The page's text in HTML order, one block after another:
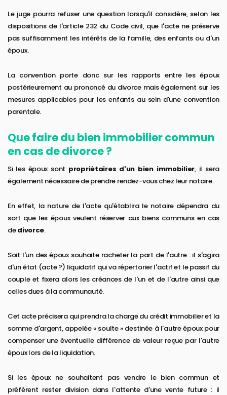
Le juge pourra refuser une question lorsqu'il considère, selon les
dispositions de l'article 232 du Code civil, que l'acte ne préserve
pas suffisamment les intérêts de la famille, des enfants ou d'un
époux.
La convention porte donc sur les rapports entre les époux
postérieurement au prononcé du divorce mais également sur les
mesures applicables pour les enfants au sein d'une convention
parentale.
Que faire du bien immobilier commun
en cas de divorce ?
Si les époux sont propriétaires d'un bien immobilier, il sera
également nécessaire de prendre rendez-vous chez leur notaire.
En effet, la nature de l'acte qu'établira le notaire dépendra du
sort que les époux veulent réserver aux biens communs en cas
dedivorce.
Soit l'un des époux souhaite racheter la part de l'autre : il s'agira
d'un état (acte ?) liquidatif qui va répertorier l'actif et le passif du
couple et fixera alors les créances de l'un et de l'autre ainsi que
celles dues à la communauté.
Cet acte précisera qui prendra la charge du crédit immobilier et la
somme d'argent, appelée « soulte » destinée à l'autre époux pour
compenser une éventuelle différence de valeur reçue par l'autre
époux lors de la liquidation.
Si les époux ne souhaitent pas vendre le bien commun et
préfèrent rester division dans l'attente d'une vente future : il